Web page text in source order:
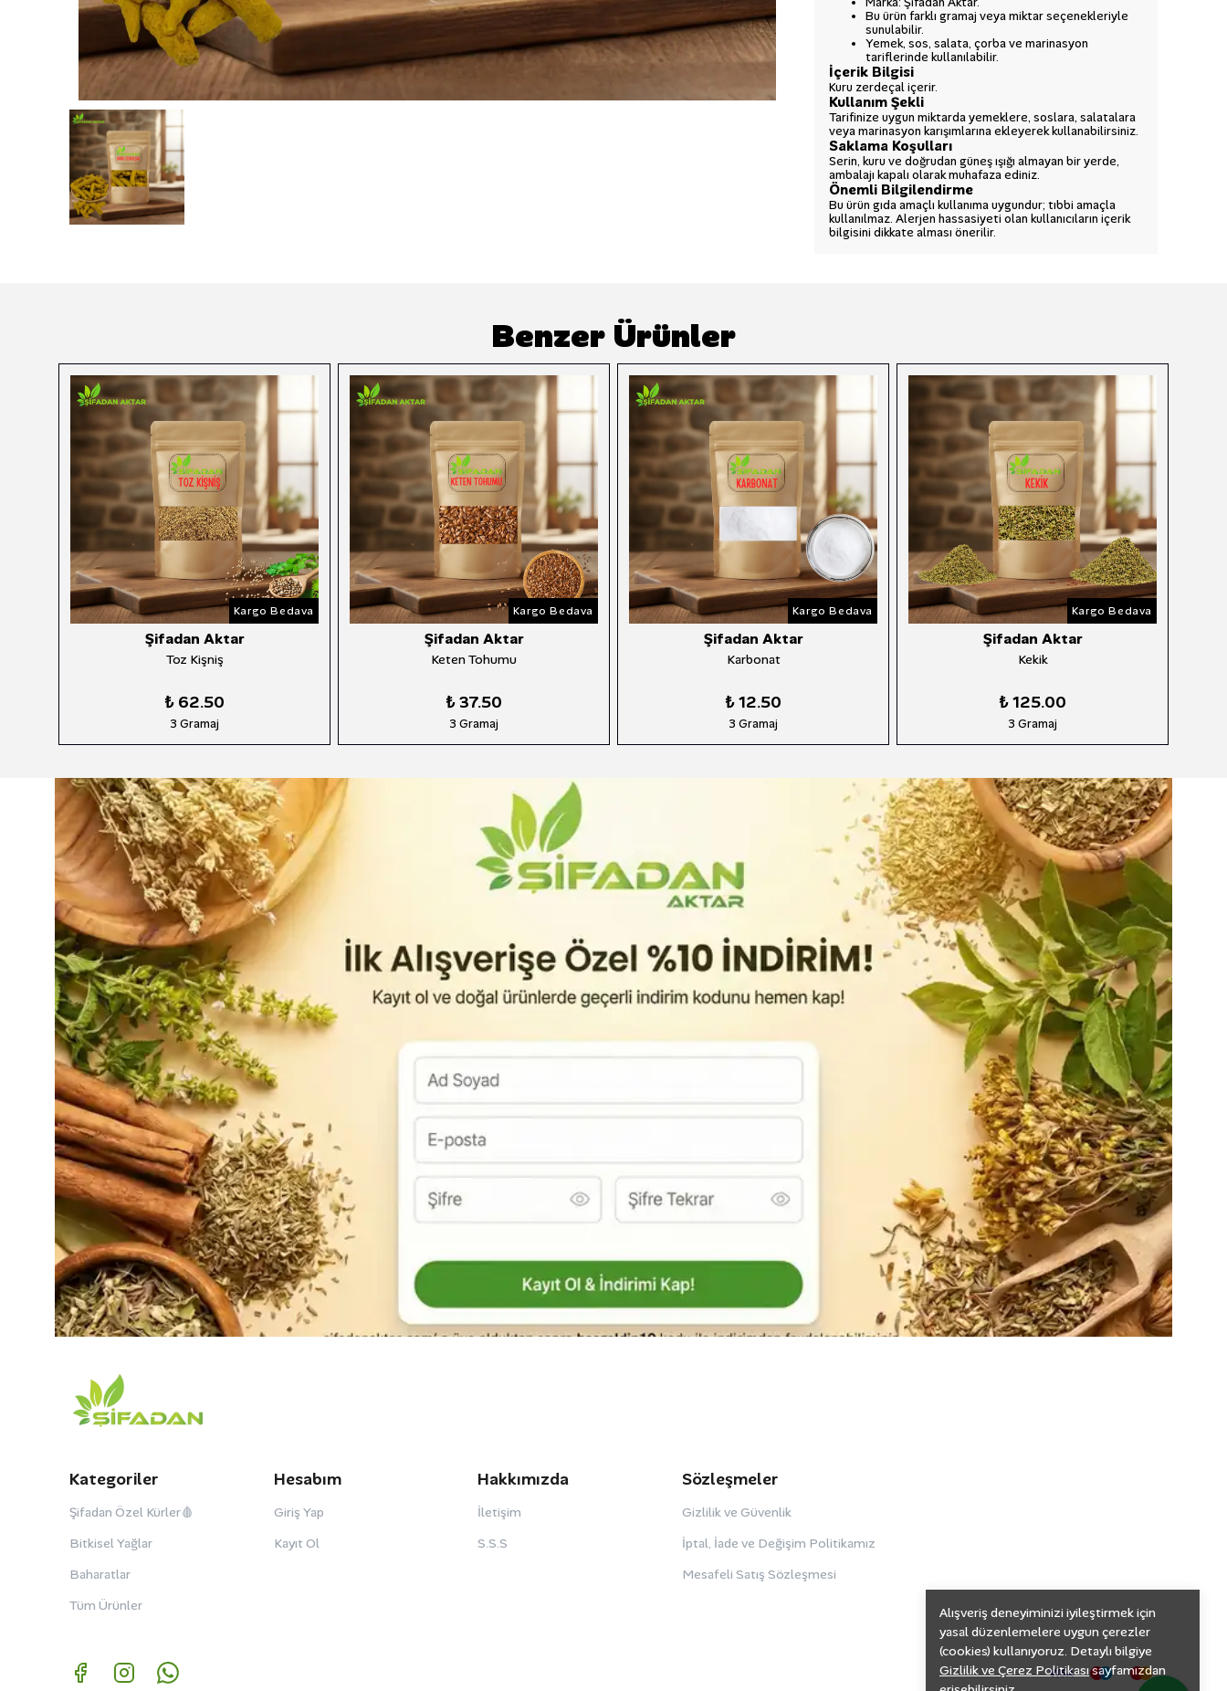
Alışveriş deneyiminizi iyileştirmek için
yasal düzenlemelere uygun çerezler
(cookies) kullanıyoruz. Detaylı bilgiye
Gizlilik ve Çerez Politikasısayfamızdan
Bu ürün farklı gramaj veya miktar seçenekleriyle
sunulabilir.
Yemek, sos, salata, çorba ve marinasyon
tariflerinde kullanılabilir.
İçerik Bilgisi
Kuru zerdeçal içerir.
Kullanım Şekli
Tarifinize uygun miktarda yemeklere, soslara, salatalara
veya marinasyon karışımlarına ekleyerek kullanabilirsiniz.
Saklama Koşulları
Serin, kuru ve doğrudan güneş ışığı almayan bir yerde,
ambalajı kapalı olarak muhafaza ediniz.
Önemli Bilgilendirme
Bu ürün gıda amaçlı kullanıma uygundur; tıbbi amaçla
kullanılmaz. Alerjen hassasiyeti olan kullanıcıların içerik
bilgisini dikkate alması önerilir.
Benzer Ürünler
Kargo Bedava
Şifadan Aktar
Kekik
₺ 125.00
3 Gramaj
Kargo Bedava
Şifadan Aktar
Maraş İpek Pul Biber
₺ 100.00
3 Gramaj
Kargo Bedava
Şifadan Aktar
Tane Karabiber
₺ 112.50
3 Gramaj
Kargo Bedava
Şifadan Aktar
Kuru Nane
₺ 125.00
3 Gramaj
Kategoriler
Şifadan Özel Kürler🩸
Bitkisel Yağlar
Baharatlar
Tüm Ürünler
Hesabım
Giriş Yap
Kayıt Ol
Hakkımızda
İletişim
S.S.S
Sözleşmeler
Gizlilik ve Güvenlik
İptal, İade ve Değişim Politikamız
Mesafeli Satış Sözleşmesi